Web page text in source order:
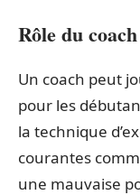
Rôle du coach
Un coach peut
pour les
la technique
courantes
une mauvaise